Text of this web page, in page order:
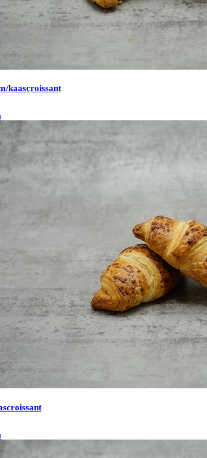
kaascroissant